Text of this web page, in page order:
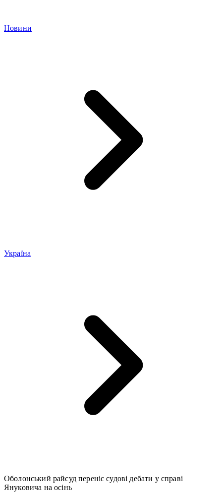
Новини
Україна
Оболонський райсуд переніс судові дебати у справі
Януковича на осінь